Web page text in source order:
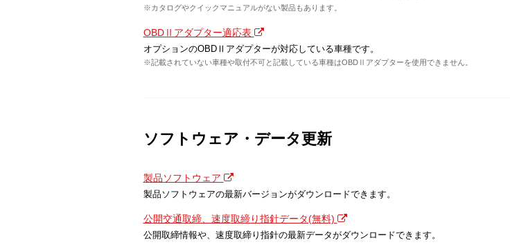
※カタログやクイックマニュアルがない製品もあります。
OBDⅡアダプター適応表
オプションのOBDⅡアダプターが対応している車種です。
※記載されていない車種や取付不可と記載している車種はOBDⅡアダプターを使用できません。
ソフトウェア・データ更新
製品ソフトウェア
製品ソフトウェアの最新バージョンがダウンロードできます。
公開交通取締、速度取締り指針データ(無料)
公開取締情報や、速度取締り指針の最新データがダウンロードできます。